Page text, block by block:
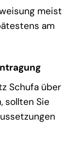
meist
am
Schufa über
sollten Sie